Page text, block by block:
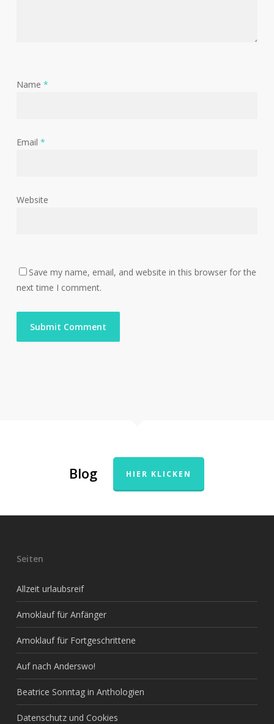
Name *
Email *
Website
Save my name, email, and website in this browser for the
next time I comment.
Blog HIER KLICKEN
Seiten
Allzeit urlaubsreif
Amoklauf für Anfänger
Amoklauf für Fortgeschrittene
Auf nach Anderswo!
Beatrice Sonntag in Anthologien
Datenschutz und Cookies